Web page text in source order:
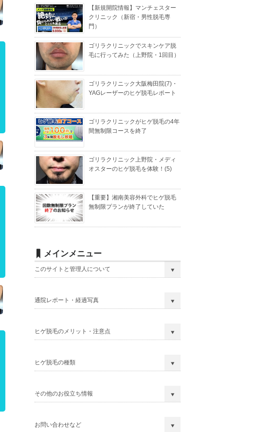
【新規開院情報】マンチェスター
クリニック（新宿・男性脱毛専
門）
ゴリラクリニックでスキンケア脱
毛に行ってみた（上野院・1回目）
ゴリラクリニック大阪梅田院(7)・
YAGレーザーのヒゲ脱毛レポート
ゴリラクリニックがヒゲ脱毛の4年
間無制限コースを終了
ゴリラクリニック上野院・メディ
オスターのヒゲ脱毛を体験！(5)
【重要】湘南美容外科でヒゲ脱毛
無制限プランが終了していた
メインメニュー
このサイトと管理人について
通院レポート・経過写真
ヒゲ脱毛のメリット・注意点
ヒゲ脱毛の種類
その他のお役立ち情報
お問い合わせなど